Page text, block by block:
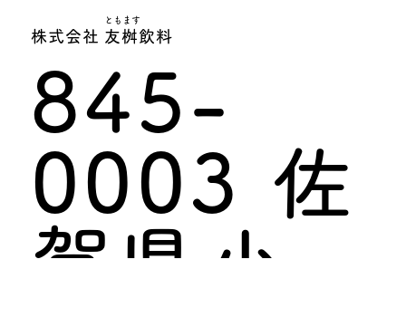
株式会社 友桝飲料
ともます
845-
0003 佐
賀県小